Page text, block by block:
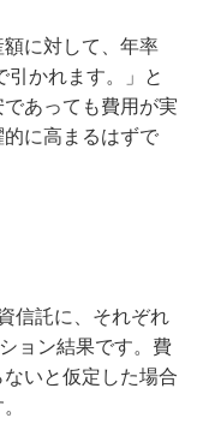
に対して、年率
引かれます。」と
あっても費用が実
に高まるはずで
信託に、それぞれ
ョン結果です。費
いと仮定した場合